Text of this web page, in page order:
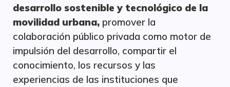
desarrollo sostenible y tecnológico de la
movilidad urbana, promover la
colaboración público privada como motor de
impulsión del desarrollo, compartir el
conocimiento, los recursos y las
experiencias de las instituciones que